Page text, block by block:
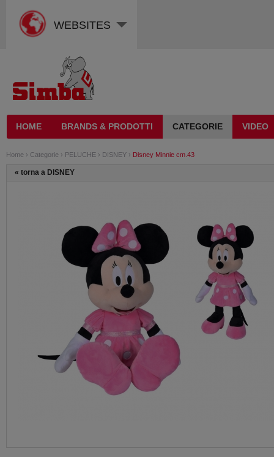
WEBSITES
HOME BRANDS & PRODOTTI CATEGORIE VIDEO
Home › Categorie › PELUCHE › DISNEY › Disney Minnie cm.43
« torna a DISNEY